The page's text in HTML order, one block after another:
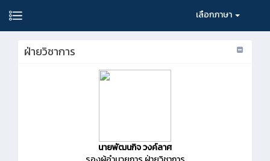
เลือกภาษา
ฝ่ายวิชาการ
นายพัฒนกิจ วงค์ลาศ